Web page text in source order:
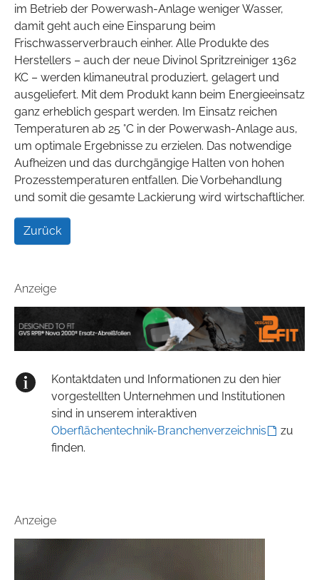
im Betrieb der Powerwash-Anlage weniger Wasser,
damit geht auch eine Einsparung beim
Frischwasserverbrauch einher. Alle Produkte des
Herstellers – auch der neue Divinol Spritzreiniger 1362
KC – werden klimaneutral produziert, gelagert und
ausgeliefert. Mit dem Produkt kann beim Energieeinsatz
ganz erheblich gespart werden. Im Einsatz reichen
Temperaturen ab 25 °C in der Powerwash-Anlage aus,
um optimale Ergebnisse zu erzielen. Das notwendige
Aufheizen und das durchgängige Halten von hohen
Prozesstemperaturen entfallen. Die Vorbehandlung
und somit die gesamte Lackierung wird wirtschaftlicher.
Zurück
Anzeige
Kontaktdaten und Informationen zu den hier
vorgestellten Unternehmen und Institutionen
sind in unserem interaktiven
Oberflächentechnik-Branchenverzeichnis
zu
finden.
Anzeige